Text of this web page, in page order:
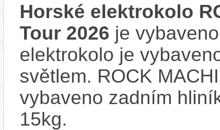
Horské elektrokolo
Tour 2026 je
elektrokolo je
světlem. ROCK
vybaveno zadním
15kg.